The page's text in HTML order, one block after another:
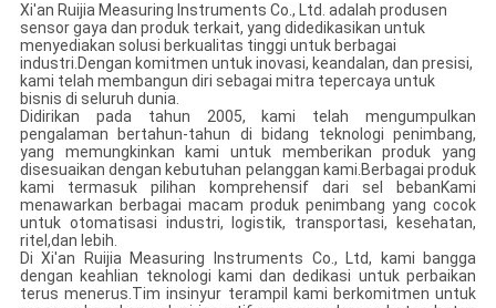
Xi'an Ruijia Measuring Instruments Co., Ltd. adalah produsen
sensor gaya dan produk terkait, yang didedikasikan untuk
menyediakan solusi berkualitas tinggi untuk berbagai
industri.Dengan komitmen untuk inovasi, keandalan, dan presisi,
kami telah membangun diri sebagai mitra tepercaya untuk
bisnis di seluruh dunia.
Didirikan pada tahun 2005, kami telah mengumpulkan
pengalaman bertahun-tahun di bidang teknologi penimbang,
yang memungkinkan kami untuk memberikan produk yang
disesuaikan dengan kebutuhan pelanggan kami.Berbagai produk
kami termasuk pilihan komprehensif dari sel bebanKami
menawarkan berbagai macam produk penimbang yang cocok
untuk otomatisasi industri, logistik, transportasi, kesehatan,
ritel,dan lebih.
Di Xi'an Ruijia Measuring Instruments Co., Ltd, kami bangga
dengan keahlian teknologi kami dan dedikasi untuk perbaikan
terus menerus.Tim insinyur terampil kami berkomitmen untuk